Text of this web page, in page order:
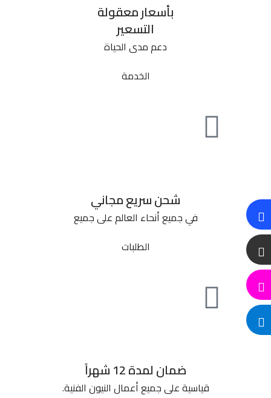
بأسعار معقولة
التسعير
دعم مدى الحياة
الخدمة
شحن سريع مجاني
في جميع أنحاء العالم على جميع
الطلبات
ضمان لمدة 12 شهراً
قياسية على جميع أعمال النيون الفنية.